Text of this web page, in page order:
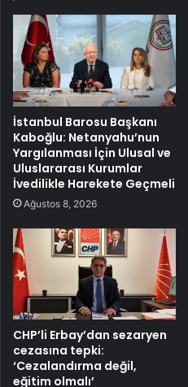
İstanbul Barosu Başkanı
Kaboğlu: Netanyahu’nun
Yargılanması İçin Ulusal ve
Uluslararası Kurumlar
İvedilikle Harekete Geçmeli
Ağustos 8, 2026
CHP’li Erbay’dan sezaryen
cezasına tepki:
‘Cezalandırma değil,
eğitim olmalı’